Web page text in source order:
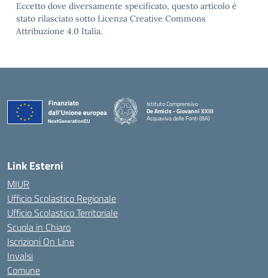
Eccetto dove diversamente specificato, questo articolo è
stato rilasciato sotto Licenza Creative Commons
Attribuzione 4.0 Italia.
Istituto Comprensivo
De Amicis - Giovanni XXIII
Acquaviva delle Fonti (BA)
— Visita la pagina iniziale della scuola
Link Esterni
MIUR
Ufficio Scolastico Regionale
Ufficio Scolastico Territoriale
Scuola in Chiaro
Iscrizioni On Line
Invalsi
Comune